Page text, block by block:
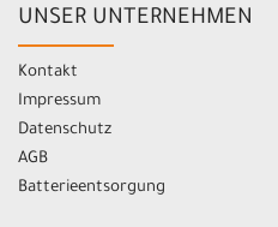
UNSER UNTERNEHMEN
Kontakt
Impressum
Datenschutz
AGB
Batterieentsorgung